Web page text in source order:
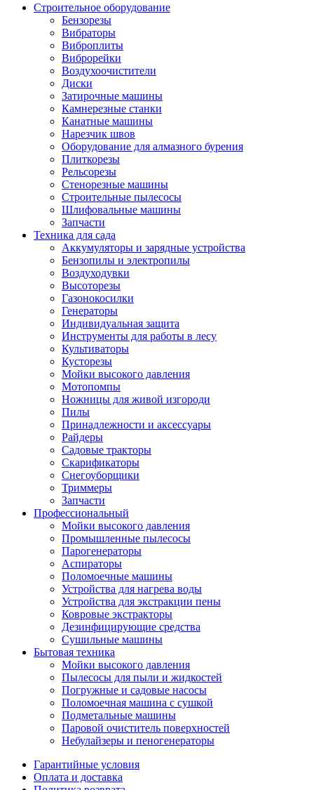
Строительное оборудование
Бензорезы
Вибраторы
Виброплиты
Виброрейки
Воздухоочистители
Диски
Затирочные машины
Камнерезные станки
Канатные машины
Нарезчик швов
Оборудование для алмазного бурения
Плиткорезы
Рельсорезы
Стенорезные машины
Строительные пылесосы
Шлифовальные машины
Запчасти
Техника для сада
Аккумуляторы и зарядные устройства
Бензопилы и электропилы
Воздуходувки
Высоторезы
Газонокосилки
Генераторы
Индивидуальная защита
Инструменты для работы в лесу
Культиваторы
Кусторезы
Мойки высокого давления
Мотопомпы
Ножницы для живой изгороди
Пилы
Принадлежности и аксессуары
Райдеры
Садовые тракторы
Скарификаторы
Снегоуборщики
Триммеры
Запчасти
Профессиональный
Мойки высокого давления
Промышленные пылесосы
Парогенераторы
Аспираторы
Поломоечные машины
Устройства для нагрева воды
Устройства для экстракции пены
Ковровые экстракторы
Дезинфицирующие средства
Сушильные машины
Бытовая техника
Мойки высокого давления
Пылесосы для пыли и жидкостей
Погружные и садовые насосы
Поломоечная машина с сушкой
Подметальные машины
Паровой очиститель поверхностей
Небулайзеры и пеногенераторы
Гарантийные условия
Оплата и доставка